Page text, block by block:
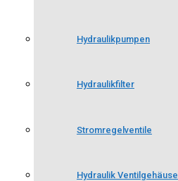
Hydraulikpumpen
Hydraulikfilter
Stromregelventile
Hydraulik Ventilgehäuse